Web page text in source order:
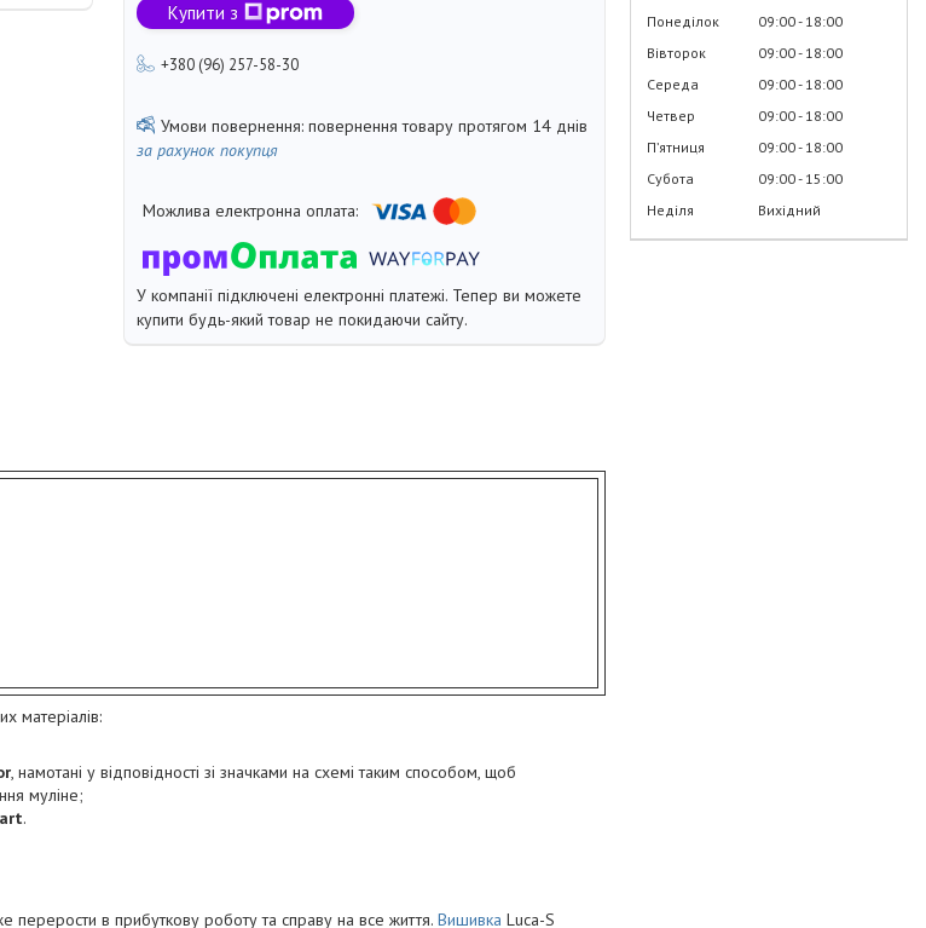
Купити з
+380 (96) 257-58-30
повернення товару протягом 14 днів
за рахунок покупця
У компанії підключені електронні платежі. Тепер ви можете
купити будь-який товар не покидаючи сайту.
матеріалів:
, намотані у відповідності зі значками на схемі таким способом, щоб
муліне;
.
перерости в прибуткову роботу та справу на все життя. Вишивка Luca-S
Понеділок 09:00 18:00
Вівторок
09:00 18:00
Середа
09:00 18:00
Четвер
09:00 18:00
Пʼятниця
09:00 18:00
Субота
09:00 15:00
Неділя
Вихідний